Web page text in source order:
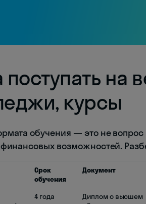
поступать на
курсы
обучения — это не
возможностей.
Срок
обучения
Документ
4 года
Диплом о высшем